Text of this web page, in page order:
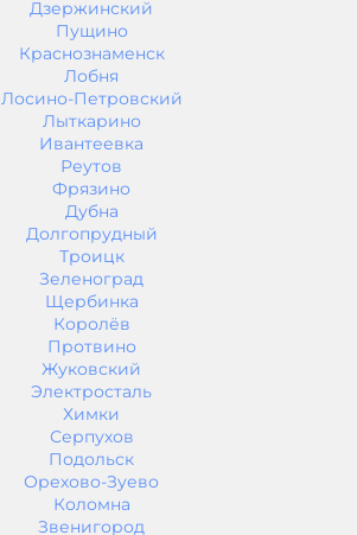
Дзержинский
Пущино
Краснознаменск
Лобня
Лосино-Петровский
Лыткарино
Ивантеевка
Реутов
Фрязино
Дубна
Долгопрудный
Троицк
Зеленоград
Щербинка
Королёв
Протвино
Жуковский
Электросталь
Химки
Серпухов
Подольск
Орехово-Зуево
Коломна
Звенигород